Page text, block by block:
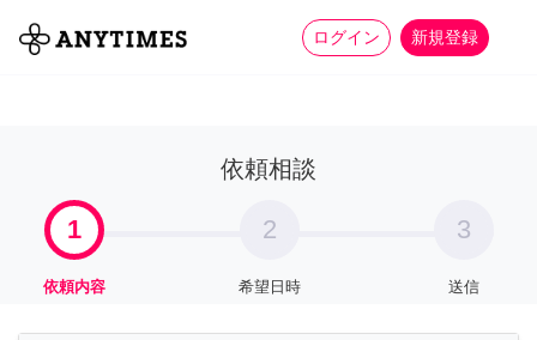
ログイン 新規登録
全て 家事 more_horiz
依頼相談
1
依頼内容
2
希望日時
3
送信